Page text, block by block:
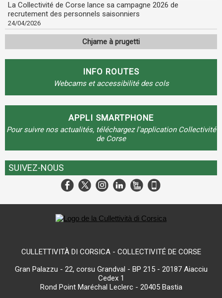
La Collectivité de Corse lance sa campagne 2026 de
recrutement des personnels saisonniers
24/04/2026
Chjame à prugetti
INFO ROUTES
Webcams et accessibilité des cols
APPLI SMARTPHONE
Pour suivre nos actualités, téléchargez l'application Collectivité
de Corse
SUIVEZ-NOUS
CULLETTIVITÀ DI CORSICA - COLLECTIVITÉ DE CORSE
Gran Palazzu - 22, corsu Grandval - BP 215 - 20187 Aiacciu
Cedex 1
Rond Point Maréchal Leclerc - 20405 Bastia